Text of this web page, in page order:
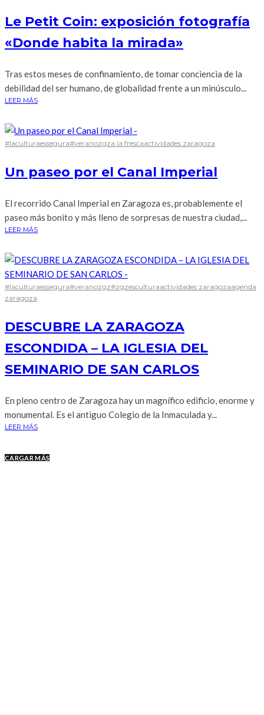
Le Petit Coin: exposición fotografía
«Donde habita la mirada»
Tras estos meses de confinamiento, de tomar conciencia de la
debilidad del ser humano, de globalidad frente a un minúsculo...
LEER MÁS
#laculturaessegura#veranozgza la frescaactividades zaragoza
Un paseo por el Canal Imperial
El recorrido Canal Imperial en Zaragoza es, probablemente el
paseo más bonito y más lleno de sorpresas de nuestra ciudad,...
LEER MÁS
#laculturaessegura#veranozgz#zgzesculturaactividades zaragozaagenda
zaragoza
DESCUBRE LA ZARAGOZA
ESCONDIDA – LA IGLESIA DEL
SEMINARIO DE SAN CARLOS
En pleno centro de Zaragoza hay un magnífico edificio, enorme y
monumental. Es el antiguo Colegio de la Inmaculada y...
LEER MÁS
CARGAR MÁS